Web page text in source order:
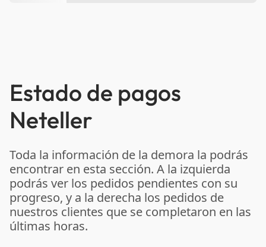
Estado de pagos
Neteller
Toda la información de la demora la podrás
encontrar en esta sección. A la izquierda
podrás ver los pedidos pendientes con su
progreso, y a la derecha los pedidos de
nuestros clientes que se completaron en las
últimas horas.